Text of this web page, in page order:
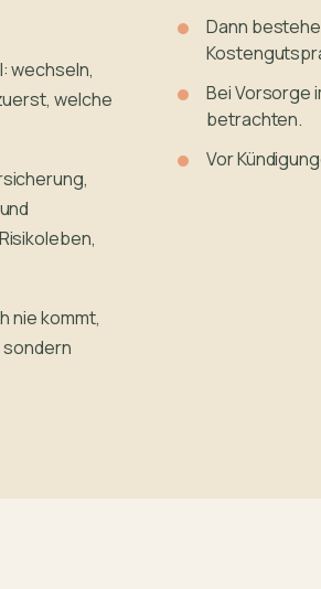
wechseln,
welche
nie kommt,
sondern
Dann
Bei Vorsorge
betrachten.
Vor